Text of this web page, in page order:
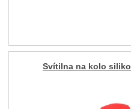
Svítilna na kolo